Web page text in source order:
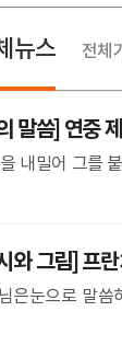
뉴스 전체
말씀] 연중
내밀어 그를
와 그림] 프
은눈으로 말씀